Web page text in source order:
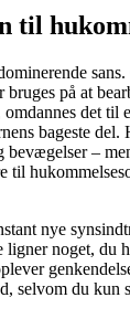
til
bruges på at
det til
bageste
–
til
nye
ligner noget, du
selvom du kun